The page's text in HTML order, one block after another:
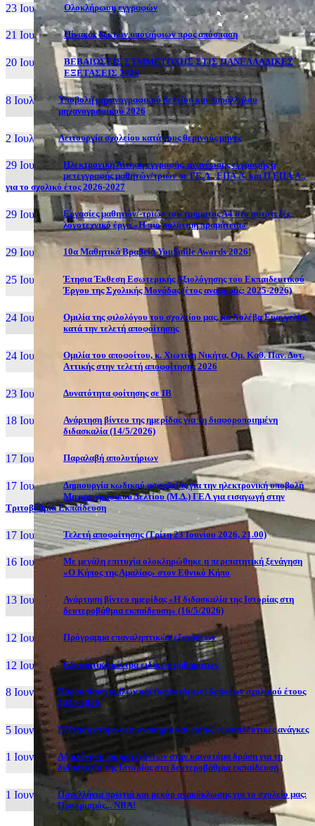
23 Ιουλ, 26 Ολοκλήρωση εγγραφών
21 Ιουλ, 26 Πίνακας δεκτών υποψήφιων προς απόσπαση
20 Ιουλ, 26
ΒΕΒΑΙΩΣΕΙΣ ΣΥΜΜΕΤΟΧΗΣ ΣΤΙΣ ΠΑΝΕΛΛΑΔΙΚΕΣ
ΕΞΕΤΑΣΕΙΣ 2026
8 Ιουλ, 26
Υποβολή μηχανογραφικού δελτίου και παράλληλου
μηχανογραφικού 2026
2 Ιουλ, 26 Λειτουργία σχολείου κατά τους θερινούς μήνες
29 Ιουν, 26
Ηλεκτρονική Αίτηση εγγραφής, ανανέωσης εγγραφής ή
μετεγγραφής μαθητών/τριών σε ΓΕ.Λ., ΕΠΑ.Λ. και Π.ΕΠΑ.Λ.,
για το σχολικό έτος 2026-2027
29 Ιουν, 26
Εργασίες μαθητών/-τριών του τμήματος Α4 στο αυτοτελές
λογοτεχνικό έργο «Η πιο πολύτιμη πραμάτεια»
29 Ιουν, 26 10α Μαθητικά Βραβεία YouSmile Awards 2026!
25 Ιουν, 26
Έτησια Έκθεση Εσωτερικής Αξιολόγησης του Εκπαιδευτικού
Έργου της Σχολικής Μονάδας (έτος αναφοράς: 2025-2026)
24 Ιουν, 26
Ομιλία της φιλολόγου του σχολείου μας, κα Χολέβα Ευαγγελία,
κατά την τελετή αποφοίτησης
24 Ιουν, 26
Ομιλία του αποφοίτου, κ. Χιωτίνη Νικήτα, Ομ. Καθ. Παν. Δυτ.
Αττικής στην τελετή αποφοίτησης 2026
23 Ιουν, 26 Δυνατότητα φοίτησης σε ΙΒ
18 Ιουν, 26
Ανάρτηση βίντεο της ημερίδας για τη διαφοροποιημένη
διδασκαλία (14/5/2026)
17 Ιουν, 26 Παραλαβή απολυτήριων
17 Ιουν, 26
Δημιουργία κωδικού ασφαλείας για την ηλεκτρονική υποβολή
Μηχανογραφικού Δελτίου (Μ.Δ.) ΓΕΛ για εισαγωγή στην
Τριτοβάθμια Εκπαίδευση
17 Ιουν, 26 Τελετή αποφοίτησης (Τρίτη 23 Ιουνίου 2026, 21.00)
16 Ιουν, 26
Με μεγάλη επιτυχία ολοκληρώθηκε η περιπατητική ξενάγηση
«Ο Κήπος της Αμαλίας» στον Εθνικό Κήπο
13 Ιουν, 26
Ανάρτηση βίντεο ημερίδας «Η διδασκαλία της Ιστορίας στη
δευτεροβάθμια εκπαίδευση» (16/5/2026)
12 Ιουν, 26 Πρόγραμμα επαναληπτικών εξετάσεων
12 Ιουν, 26 Εξεταστικά κέντρα ειδικών μαθημάτων
8 Ιουν, 26
Παρουσίαση ομίλων και (καινοτόμων) δράσεων σχολικού έτους
2025-2026
5 Ιουν, 26 Εξέταση ατόμων με αναπηρία και ειδικές εκπαιδευτικές ανάγκες
1 Ιουν, 26
Αξιολόγηση συμμετεχόντων στην καινοτόμα δράση για τη
διδασκαλία της Ιστορίας στη δευτεροβάθμια εκπαίδευση
1 Ιουν, 26
Πανελλήνια πρωτιά και ρεκόρ ανακύκλωσης για το σχολείο μας:
Προορισμός... NBA!